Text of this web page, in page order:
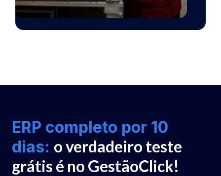
ERP completo por 10
dias: o verdadeiro teste
grátis é no GestãoClick!